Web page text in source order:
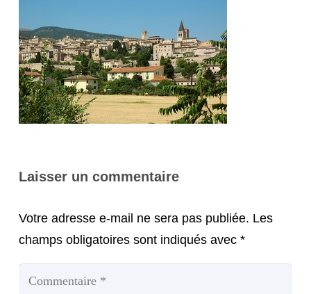
Laisser un commentaire
Votre adresse e-mail ne sera pas publiée. Les
champs obligatoires sont indiqués avec *